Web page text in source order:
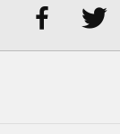
 